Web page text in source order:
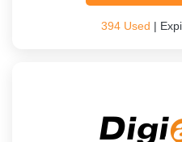
394 Used |